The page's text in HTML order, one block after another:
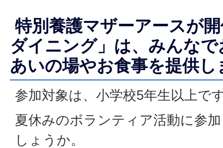
特別養護マザーアースが
ダイニング」は、みんな
あいの場やお食事を提供し
参加対象は、小学校5年生以上で
夏休みのボランティア活動に参
しょうか。